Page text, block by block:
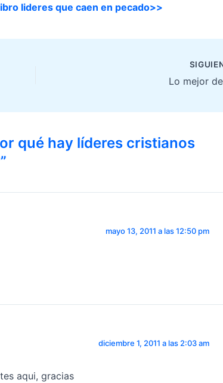
lideres que caen en pecado>>
Lo mejor
qué hay líderes cristianos
mayo 13, 2011 a las 12:50 pm
diciembre 1, 2011 a las 2:03 am
aqui, gracias